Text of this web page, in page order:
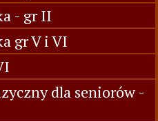
- gr II
gr V i VI
dla seniorów -